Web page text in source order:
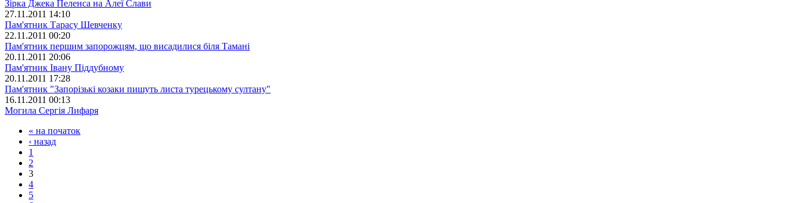
Зірка Джека Пеленса на Алеї Слави
27.11.2011 14:10
Пам'ятник Тарасу Шевченку
22.11.2011 00:20
Пам'ятник першим запорожцям, що висадилися біля Тамані
20.11.2011 20:06
Пам'ятник Івану Піддубному
20.11.2011 17:28
Пам'ятник "Запорізькі козаки пишуть листа турецькому султану"
16.11.2011 00:13
Могила Сергія Лифаря
« на початок
‹ назад
1
2
3
4
5